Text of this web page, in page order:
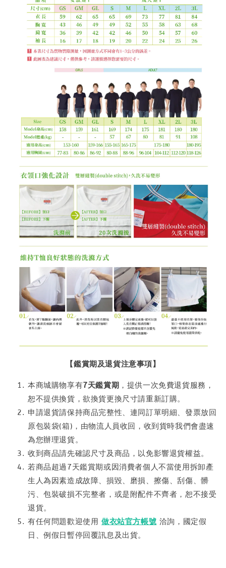
【鑑賞期及退貨注意事項】
本商城購物享有7天鑑賞期 ，提供一次免費退貨服務，
恕不提供換貨，欲換貨更換尺寸請重新訂購。
申請退貨請保持商品完整性、連同訂單明細、發票放回
原包裝袋(箱)，由物流人員收回，收到貨時我們會盡速
為您辦理退貨。
收到商品請先確認尺寸及商品，以免影響退貨權益。
若商品超過7天鑑賞期或因消費者個人不當使用拆卸產
生人為因素造成故障、損毀、磨損、擦傷、刮傷、髒
污、包裝破損不完整者，或是附配件不齊者，恕不接受
退貨。
有任何問題歡迎使用 做衣站官方帳號 洽詢，國定假
日、例假日暫停回覆訊息及出貨。